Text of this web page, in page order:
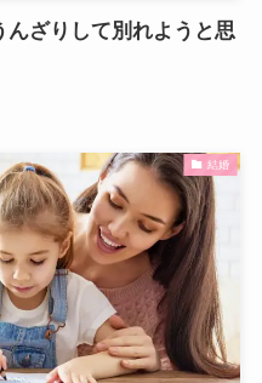
んざりして別れようと思
結婚